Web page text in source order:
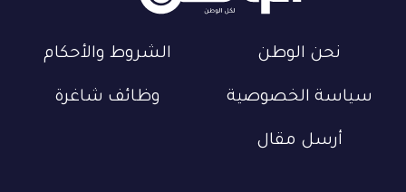
نحن الوطن الشروط والأحكام
سياسة الخصوصية وظائف شاغرة
أرسل مقال